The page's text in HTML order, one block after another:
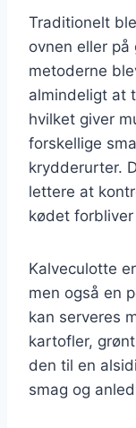
Traditionelt
ovnen eller
metoderne
almindeligt at
hvilket giver
forskellige
krydderurter.
lettere at
kødet
Kalveculotte
men også en
kan serveres
kartofler,
den til en
smag og